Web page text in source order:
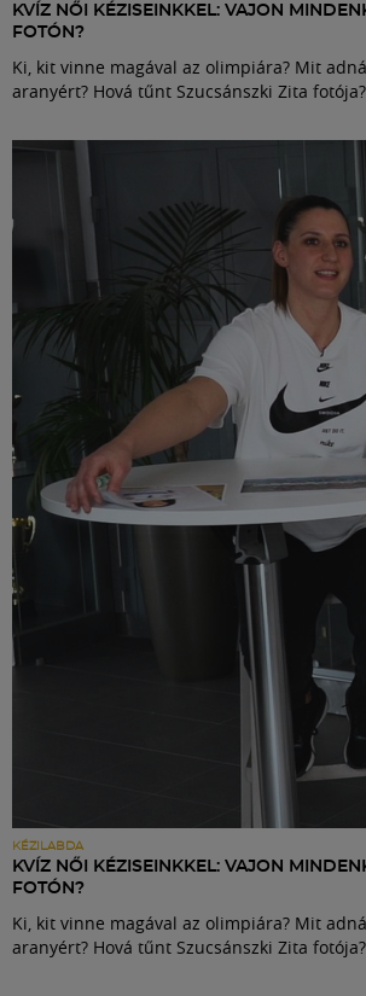
KVÍZ NŐI KÉZISEINKKEL: VAJON
FOTÓN?
Ki, kit vinne magával az olimpiára? Mit
aranyért? Hová tűnt Szucsánszki Zita fotója?
KÉZILABDA
KVÍZ NŐI KÉZISEINKKEL: VAJON
FOTÓN?
Ki, kit vinne magával az olimpiára? Mit
aranyért? Hová tűnt Szucsánszki Zita fotója?
English